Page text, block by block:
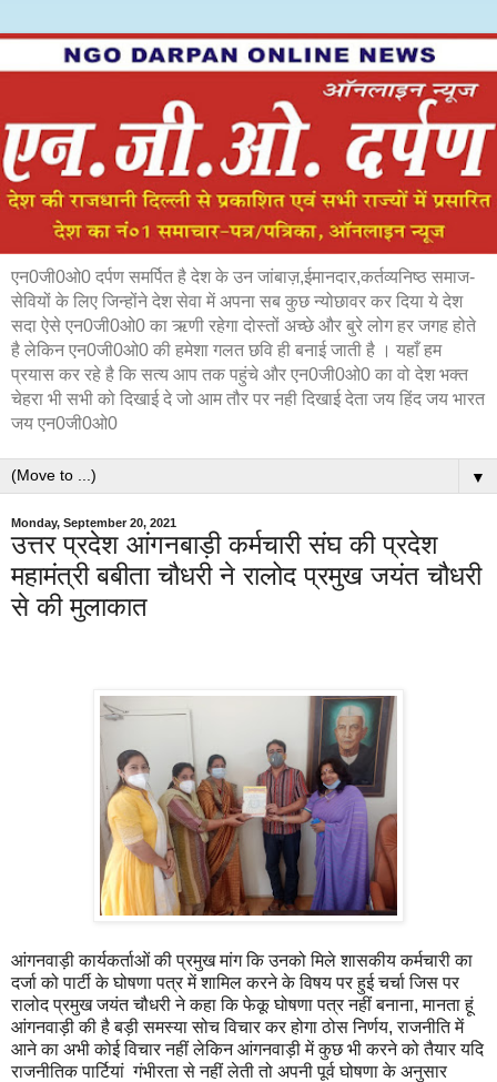
एन0जी0ओ0 दर्पण समर्पित है देश के उन जांबाज़,ईमानदार,कर्तव्यनिष्ठ समाज-
सेवियों के लिए जिन्होंने देश सेवा में अपना सब कुछ न्योछावर कर दिया ये देश
सदा ऐसे एन0जी0ओ0 का ऋणी रहेगा दोस्तों अच्छे और बुरे लोग हर जगह होते
है लेकिन एन0जी0ओ0 की हमेशा गलत छवि ही बनाई जाती है । यहाँ हम
प्रयास कर रहे है कि सत्य आप तक पहुंचे और एन0जी0ओ0 का वो देश भक्त
चेहरा भी सभी को दिखाई दे जो आम तौर पर नही दिखाई देता जय हिंद जय भारत
जय एन0जी0ओ0
▼
Monday, September 20, 2021
उत्तर प्रदेश आंगनबाड़ी कर्मचारी संघ की प्रदेश
महामंत्री बबीता चौधरी ने रालोद प्रमुख जयंत चौधरी
से की मुलाकात
आंगनवाड़ी कार्यकर्ताओं की प्रमुख मांग कि उनको मिले शासकीय कर्मचारी का
दर्जा को पार्टी के घोषणा पत्र में शामिल करने के विषय पर हुई चर्चा जिस पर
रालोद प्रमुख जयंत चौधरी ने कहा कि फेकू घोषणा पत्र नहीं बनाना, मानता हूं
आंगनवाड़ी की है बड़ी समस्या सोच विचार कर होगा ठोस निर्णय, राजनीति में
आने का अभी कोई विचार नहीं लेकिन आंगनवाड़ी में कुछ भी करने को तैयार यदि
राजनीतिक पार्टियां गंभीरता से नहीं लेती तो अपनी पूर्व घोषणा के अनुसार